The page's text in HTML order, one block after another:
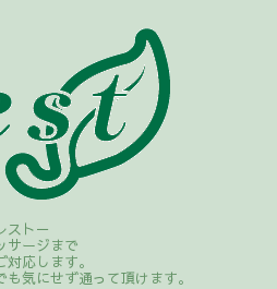
スト－
サージまで
応します。
気にせず通って頂けます。